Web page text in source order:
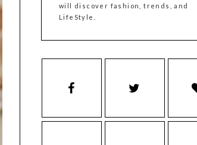
will discover fashion, trends, and
LifeStyle.